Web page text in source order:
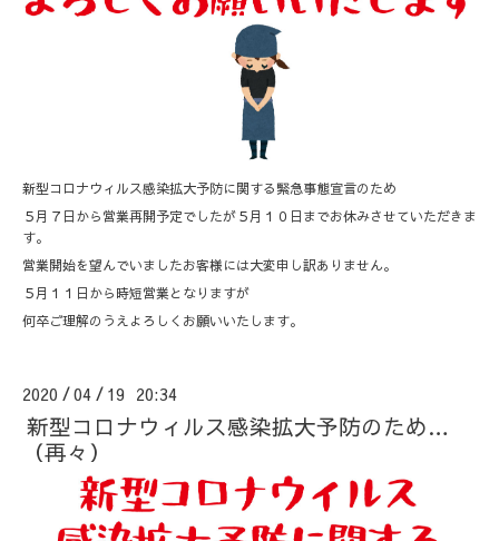
新型コロナウィルス感染拡大予防に関する緊急事態宣言のため
５月７日から営業再開予定でしたが５月１０日までお休みさせていただきま
す。
営業開始を望んでいましたお客様には大変申し訳ありません。
５月１１日から時短営業となりますが
何卒ご理解のうえよろしくお願いいたします。
2020 /04 / 19 20:34
新型コロナウィルス感染拡大予防のため…
（再々）